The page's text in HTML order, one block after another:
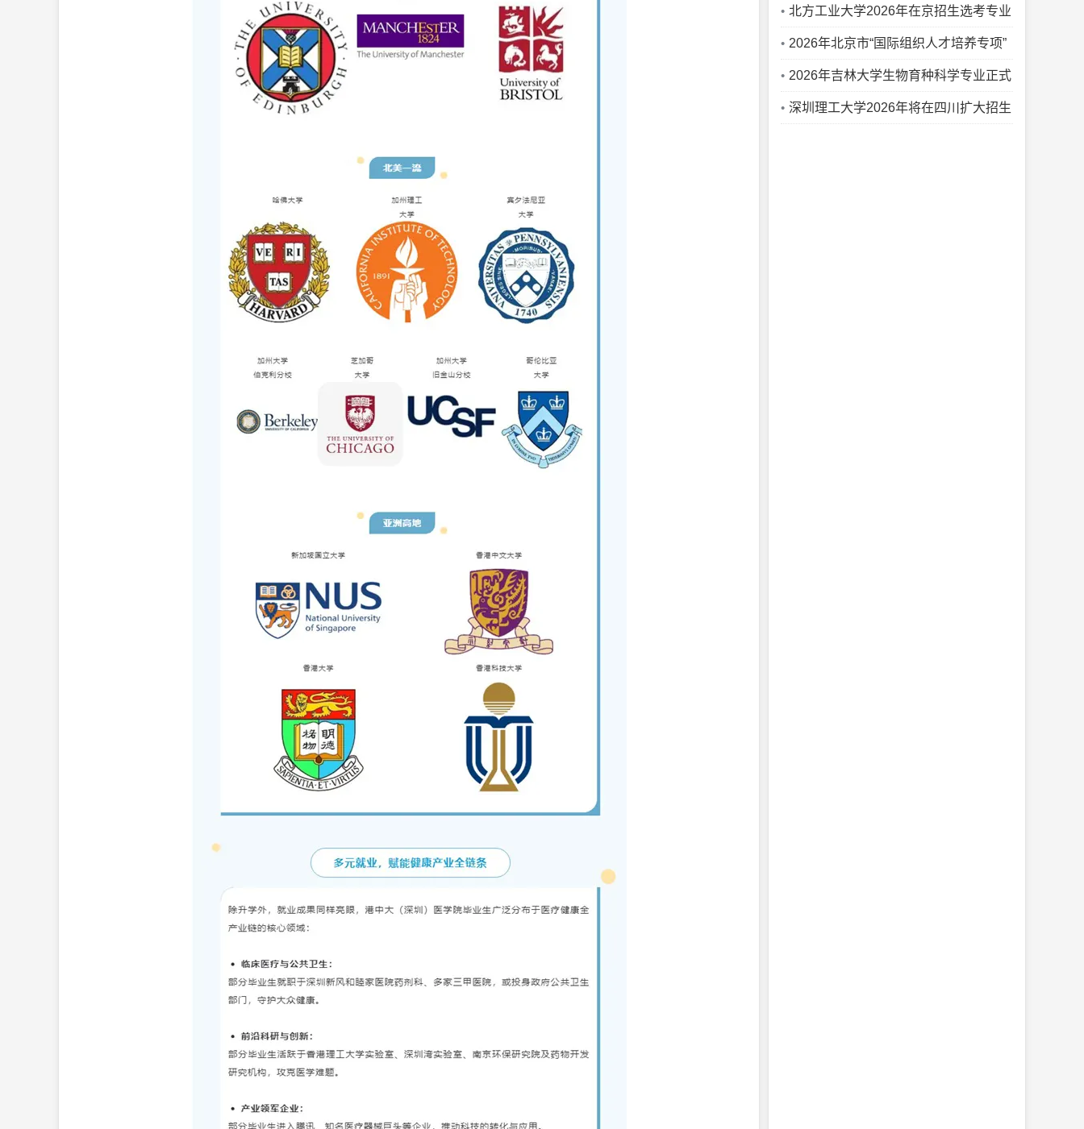
北方工业大学2026年在京招生选考专业
组2026年北京市“国际组织人才培养专项”
在首都经济贸易大学启动
2026年吉林大学生物育种科学专业正式
招生
深圳理工大学2026年将在四川扩大招生